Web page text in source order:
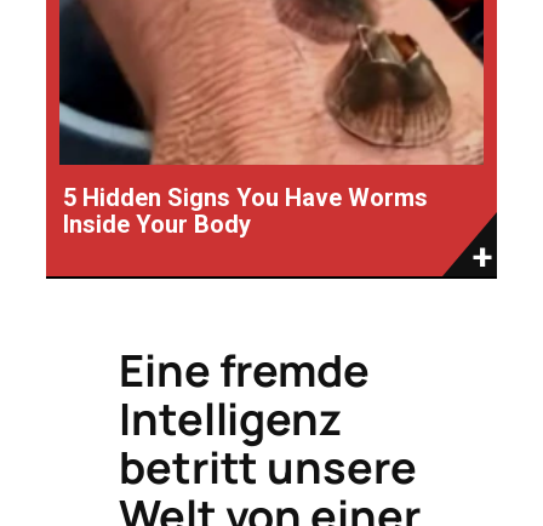
5 Hidden Signs You Have Worms
Inside Your Body
Eine fremde
Intelligenz
betritt unsere